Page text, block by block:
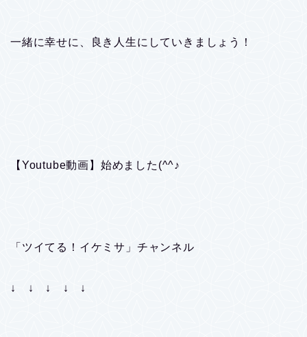
一緒に幸せに、良き人生にしていきましょう！
【Youtube動画】始めました(^^♪
「ツイてる！イケミサ」チャンネル
↓ ↓ ↓ ↓ ↓